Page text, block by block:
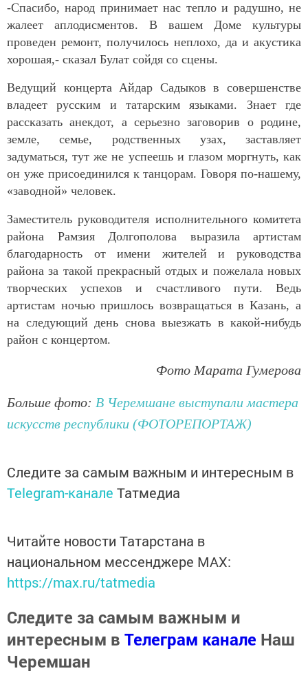
-Спасибо, народ принимает нас тепло и радушно, не
жалеет аплодисментов. В вашем Доме культуры
проведен ремонт, получилось неплохо, да и акустика
хорошая,- сказал Булат сойдя со сцены.
Ведущий концерта Айдар Садыков в совершенстве
владеет русским и татарским языками. Знает где
рассказать анекдот, а серьезно заговорив о родине,
земле, семье, родственных узах, заставляет
задуматься, тут же не успеешь и глазом моргнуть, как
он уже присоединился к танцорам. Говоря по-нашему,
«заводной» человек.
Заместитель руководителя исполнительного комитета
района Рамзия Долгополова выразила артистам
благодарность от имени жителей и руководства
района за такой прекрасный отдых и пожелала новых
творческих успехов и счастливого пути. Ведь
артистам ночью пришлось возвращаться в Казань, а
на следующий день снова выезжать в какой-нибудь
район с концертом.
Фото Марата Гумерова
Больше фото: В Черемшане выступали мастера
искусств республики (ФОТОРЕПОРТАЖ)
Следите за самым важным и интересным в
Telegram-канале Татмедиа
Читайте новости Татарстана в
национальном мессенджере MАХ:
https://max.ru/tatmedia
Следите за самым важным и
интересным в Телеграм канале Наш
Черемшан